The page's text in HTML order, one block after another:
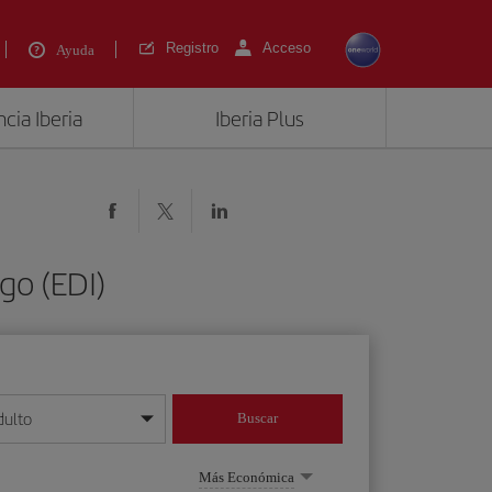
Ayuda Registro Acceso
Iberia Iberia Plus
(EDI)
mes/año
Buscar
Más Económica